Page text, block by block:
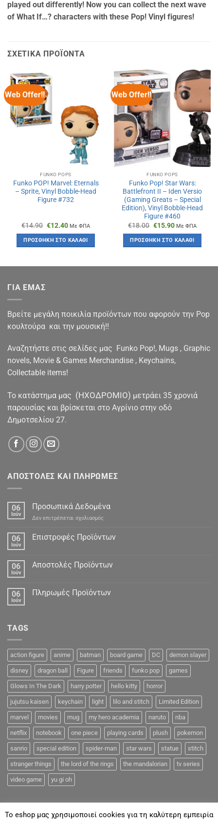
played out differently! Now you can collect the next wave
of What If…? characters with these Pop! Vinyl figures!
ΣΧΕΤΙΚΆ ΠΡΟΪΌΝΤΑ
Web Offer!!
FUNKO POPS
Funko POP! Marvel: Eternals
– Sprite, Vinyl Bobble-Head
Figure #732
€14.90 Original
was:
€14.90.
€12.40Η
τιμή
είναι:
€12.40.
Με ΦΠΑ
ΠΡΟΣΘΉΚΗ ΣΤΟ ΚΑΛΆΘΙ
Web Offer!!
FUNKO POPS
Funko Pop! Star Wars:
Battlefront II – Iden Versio
(Gaming Greats – Special
Edition), Vinyl Bobble-Head
Figure #460
€18.00 Original
was:
€18.00.
€15.90Η
τιμή
είναι:
€15.90.
Με ΦΠΑ
ΠΡΟΣΘΉΚΗ ΣΤΟ ΚΑΛΆΘΙ
ΓΙΑ ΕΜΑΣ
Βρείτε μεγάλη ποικιλία προϊόντων που αφορούν την Pop
κουλτούρα και την μουσική!!
Αναζητήστε στις σελίδες μας Funko Pop!, Mugs , Graphic
novels, Movie & Games Merchandise , Keychains,
Collectable items!
To κατάστημα μας (ΗΧΟΔΡΟΜΙΟ) μετράει 35 χρονιά
παρουσίας και βρίσκεται στο Αγρίνιο στην οδό
Δημοτσελίου 27.
ΑΠΟΣΤΟΛΕΣ ΚΑΙ ΠΛΗΡΩΜΕΣ
06
Ιούν
Προσωπικά Δεδομένα
Δεν επιτρέπεται σχολιασμός
Δεδομένα
06
Ιούν
Επιστροφές Προϊόντων
06
Ιούν
Αποστολές Προϊόντων
06
Ιούν
Πληρωμές Προϊόντων
TAGS
action figure anime batman board game DC demon slayer
disney dragon ball Figure friends funko pop games
Glows In The Dark harry potter hello kitty horror
jujutsu kaisen keychain light lilo and stitch Limited Edition
marvel movies mug my hero academia naruto nba
netflix notebook one piece playing cards plush pokemon
sanrio special edition spider-man star wars statue stitch
stranger things the lord of the rings the mandalorian tv series
video game yu gi oh
To eshop μας χρησιμοποιεί cookies για τη καλύτερη εμπειρία